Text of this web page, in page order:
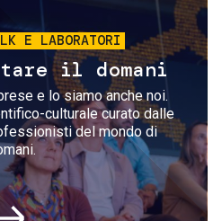
E LABORATORI
il domani
e lo siamo anche noi.
culturale curato dalle
del mondo di